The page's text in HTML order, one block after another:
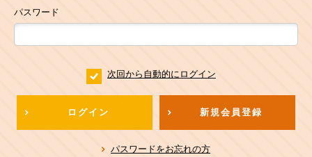
パスワード
次回から自動的にログイン
ログイン 新規会員登録
パスワードをお忘れの方